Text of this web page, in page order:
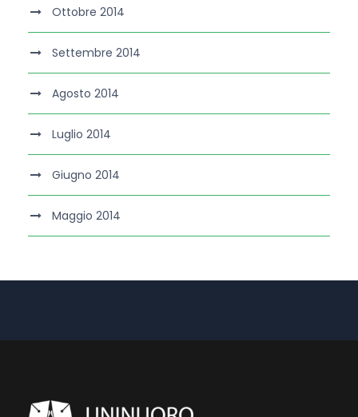
Ottobre 2014
Settembre 2014
Agosto 2014
Luglio 2014
Giugno 2014
Maggio 2014